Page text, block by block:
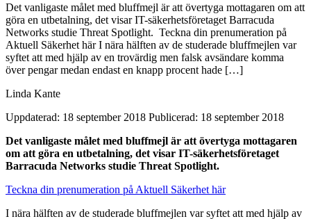
Det vanligaste målet med bluffmejl är att övertyga mottagaren om att
göra en utbetalning, det visar IT-säkerhetsföretaget Barracuda
Networks studie Threat Spotlight. Teckna din prenumeration på
Aktuell Säkerhet här I nära hälften av de studerade bluffmejlen var
syftet att med hjälp av en trovärdig men falsk avsändare komma
över pengar medan endast en knapp procent hade […]
Linda Kante
Uppdaterad: 18 september 2018 Publicerad: 18 september 2018
Det vanligaste målet med bluffmejl är att övertyga mottagaren
om att göra en utbetalning, det visar IT-säkerhetsföretaget
Barracuda Networks studie Threat Spotlight.
Teckna din prenumeration på Aktuell Säkerhet här
I nära hälften av de studerade bluffmejlen var syftet att med hjälp av